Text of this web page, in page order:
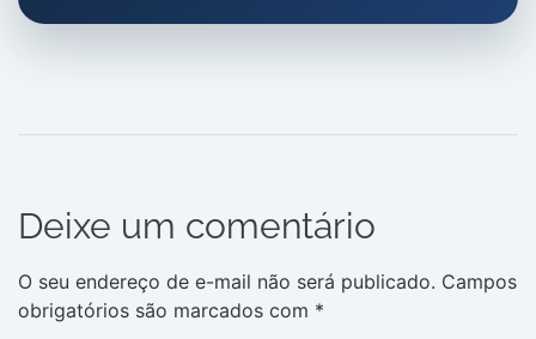
Deixe um comentário
O seu endereço de e-mail não será publicado. Campos
obrigatórios são marcados com *